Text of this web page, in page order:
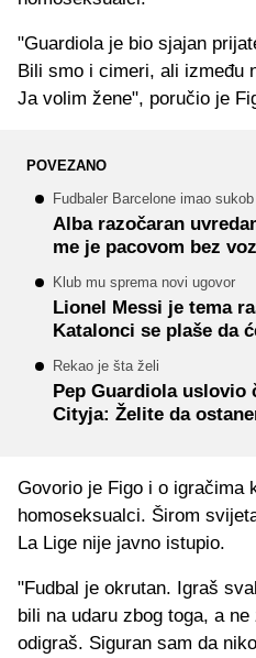
"Guardiola je bio sjajan
Bili smo i cimeri, ali između
Ja volim žene", poručio je
POVEZANO
Fudbaler Barcelone imao
Alba razočaran
me je pacovom bez
Klub mu sprema novi ugovor
Lionel Messi je tema
Katalonci se plaše da
Rekao je šta želi
Pep Guardiola uslovio
Cityja: Želite da
Govorio je Figo i o igračima
homoseksualci. Širom
La Lige nije javno istupio.
"Fudbal je okrutan. Igraš
bili na udaru zbog toga, a
odigraš. Siguran sam da